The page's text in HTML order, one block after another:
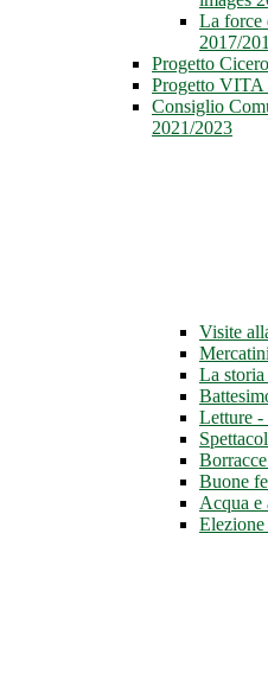
La force
2017/
Progetto
Progetto VITA
Consiglio
2021/2023
Visite
La
Letture -
Buone
Acqua e